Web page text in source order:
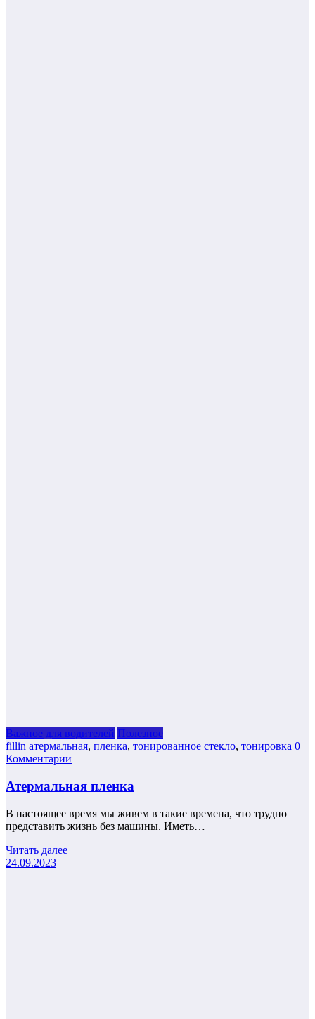
Важное для водителей Полезнoe
fillin атермальная, пленка, тонированное стекло, тонировка 0
Комментарии
Атермальная пленка
В настоящее время мы живем в такие времена, что трудно
представить жизнь без машины. Иметь…
Читать далее
24.09.2023